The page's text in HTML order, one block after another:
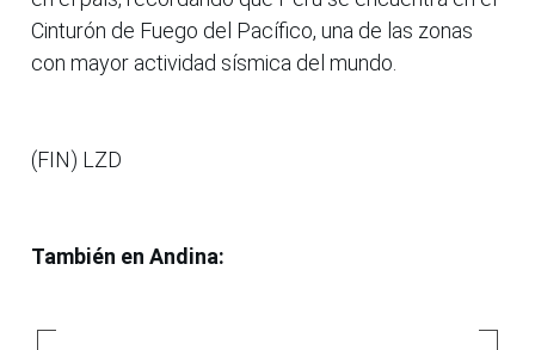
Cinturón de Fuego del Pacífico, una de las zonas
con mayor actividad sísmica del mundo.
(FIN) LZD
También en Andina: